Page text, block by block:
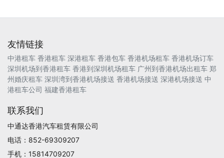
友情链接
中港租车 香港租车 深港租车 香港包车 香港机场租车 香港机场订车
深圳机场到香港租车 香港到深圳机场租车 广州到香港机场出租车 郑
州婚庆租车 深圳湾到香港机场接送 香港机场接送 深港机场接送 中
港租车公司 福建香港租车
联系我们
中通达香港汽车租赁有限公司
电话：852-69309207
手机：15814709207